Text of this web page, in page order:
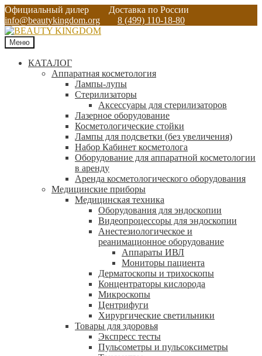
Официальный дилер
Доставка по России
info@beautykingdom.org
8 (499) 110-18-80
Меню
КАТАЛОГ
Аппаратная косметология
Лампы-лупы
Стерилизаторы
Аксессуары для стерилизаторов
Лазерное оборудование
Косметологические стойки
Лампы для подсветки (без увеличения)
Набор Кабинет косметолога
Оборудование для аппаратной косметологии
в аренду
Аренда косметологического оборудования
Медицинские приборы
Медицинская техника
Оборудования для эндоскопии
Видеопроцессоры для эндоскопии
Анестезиологическое и
реанимационное оборудование
Аппараты ИВЛ
Мониторы пациента
Дерматоскопы и трихоскопы
Концентраторы кислорода
Микроскопы
Центрифуги
Xирургические светильники
Товары для здоровья
Экспресс тесты
Пульсометры и пульсоксиметры